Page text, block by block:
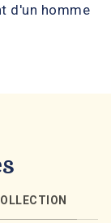
d'un homme